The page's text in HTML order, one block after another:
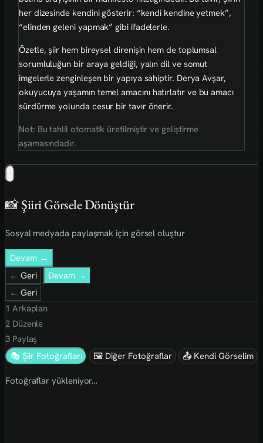
her dizesinde kendini gösterir: “kendi kendine yetmek”,
“elinden geleni yapmak” gibi ifadelerle.
Özetle, şiir hem bireysel direnişin hem de toplumsal
sorumluluğun bir araya geldiği, yalın dil ve somut
imgelerle zenginleşen bir yapıya sahiptir. Derya Avşar,
okuyucuya yaşamın temel amacını hatırlatır ve bu amacı
sürdürme yolunda cesur bir tavır önerir.
Not: Bu tahlil otomatik üretilmiştir ve geliştirme
aşamasındadır.
📸 Şiiri Görsele Dönüştür
Sosyal medyada paylaşmak için görsel oluştur
Devam →
← Geri
Devam →
← Geri
1 Arkaplan
2Düzenle
3Paylaş
🎭 Şiir Fotoğrafları
🖼 Diğer Fotoğraflar 📤 Kendi Görselim
Fotoğraflar yükleniyor…